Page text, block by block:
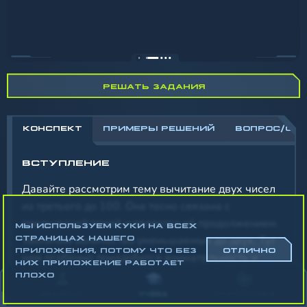
ВСТУПЛЕНИЕ
Давайте рассмотрим тему вычитание двух чисел
предыдущей темой и является её продолжением.
Увеличим количество уменьшаемых до двух. Тут
нам особенно понадобится внимательность и
сообразительность. Посмотреть внимательно на
КОНСПЕКТ ПРИМЕРЫ РЕШЕНИЙ ВОПРОС/
РЕШАТЬ ЗАДАНИЯ
МЫ ИСПОЛЬЗУЕМ КУКИ НА ВСЕХ
СТРАНИЦАХ НАШЕГО
ПРИЛОЖЕНИЯ, ПОТОМУ ЧТО БЕЗ
НИХ ПРИЛОЖЕНИЕ РАБОТАЕТ
ПЛОХО
ОТЛИЧНО